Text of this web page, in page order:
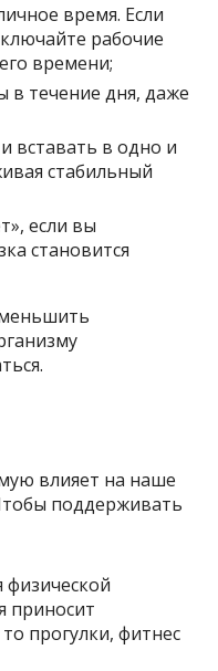
время. Если
рабочие
времени;
в течение дня, даже
вставать в одно и
стабильный
если вы
становится
влияет на наше
поддерживать
физической
приносит
прогулки, фитнес